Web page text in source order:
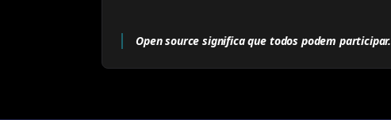
Open source significa que todos podem participar.